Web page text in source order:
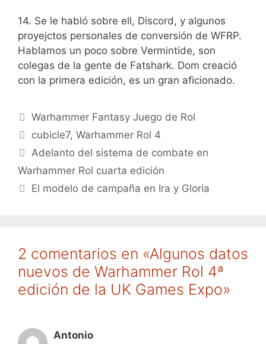
14. Se le habló sobre ell, Discord, y algunos
proyejctos personales de conversión de WFRP.
Hablamos un poco sobre Vermintide, son
colegas de la gente de Fatshark. Dom creació
con la primera edición, es un gran aficionado.
Categorías
Warhammer Fantasy Juego de Rol
Etiquetas
cubicle7,Warhammer Rol 4
Adelanto del sistema de combate en
Warhammer Rol cuarta edición
El modelo de campaña en Ira y Gloria
2 comentarios en «Algunos datos
nuevos de Warhammer Rol 4ª
edición de la UK Games Expo»
Antonio